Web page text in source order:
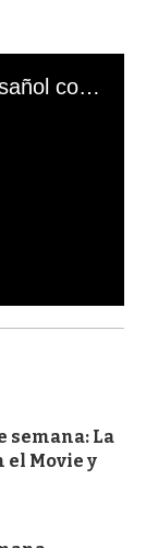
El mal momento de Yanina Gasañol con un hincha argentino en "Subrayado"
semana: La
el Movie y